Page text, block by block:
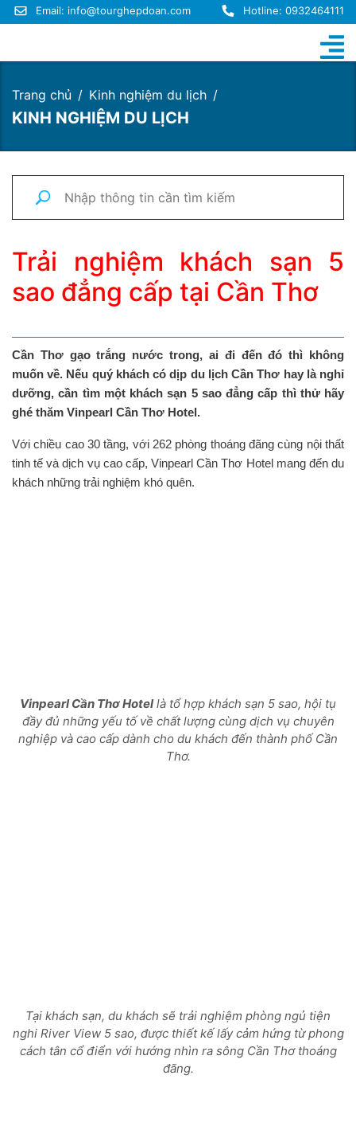
Email: info@tourghepdoan.com Hotline: 0932464111
Trang chủ Kinh nghiệm du lịch
KINH NGHIỆM DU LỊCH
Trải nghiệm khách sạn 5
sao đẳng cấp tại Cần Thơ
Cần Thơ gạo trắng nước trong, ai đi đến đó thì không
muốn về. Nếu quý khách có dịp du lịch Cần Thơ hay là nghỉ
dưỡng, cần tìm một khách sạn 5 sao đẳng cấp thì thử hãy
ghé thăm Vinpearl Cần Thơ Hotel.
Với chiều cao 30 tầng, với 262 phòng thoáng đãng cùng nội thất
tinh tế và dịch vụ cao cấp, Vinpearl Cần Thơ Hotel mang đến du
khách những trải nghiệm khó quên.
Vinpearl Cần Thơ Hotellà tổ hợp khách sạn 5 sao, hội tụ
đầy đủ những yếu tố về chất lượng cùng dịch vụ chuyên
nghiệp và cao cấp dành cho du khách đến thành phố Cần
Thơ.
Tại khách sạn, du khách sẽ trải nghiệm phòng ngủ tiện
nghi River View 5 sao, được thiết kế lấy cảm hứng từ phong
cách tân cổ điển với hướng nhìn ra sông Cần Thơ thoáng
đãng.